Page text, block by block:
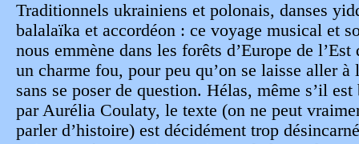
Traditionnels ukrainiens et polonais, danses
balalaïka et accordéon : ce voyage musical et
nous emmène dans les forêts d’Europe de l’Est
un charme fou, pour peu qu’on se laisse aller à
sans se poser de question. Hélas, même s’il
par Aurélia Coulaty, le texte (on ne peut
parler d’histoire) est décidément trop